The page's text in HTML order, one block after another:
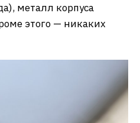
металл корпуса
этого — никаких